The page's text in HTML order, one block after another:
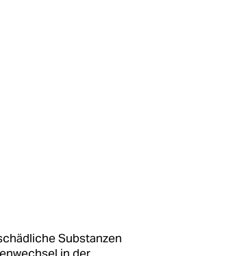
Substanzen
in der